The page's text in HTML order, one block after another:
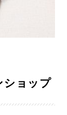
ショップ